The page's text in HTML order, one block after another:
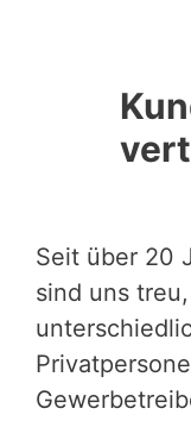
Seit über 20
sind uns